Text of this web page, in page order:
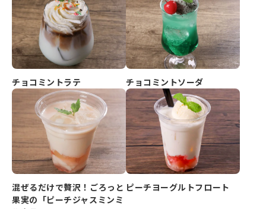
チョコミントラテ チョコミントソーダ
混ぜるだけで贅沢！ごろっと
果実の「ピーチジャスミンミ
ピーチヨーグルトフロート